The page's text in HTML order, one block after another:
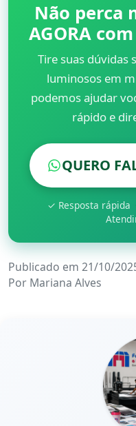
Não perca
AGORA
Tire suas dúvidas
luminosos em
podemos ajudar
rápido e
QUERO
✓ Resposta
Publicado em 21/10/
Por Mariana Alves